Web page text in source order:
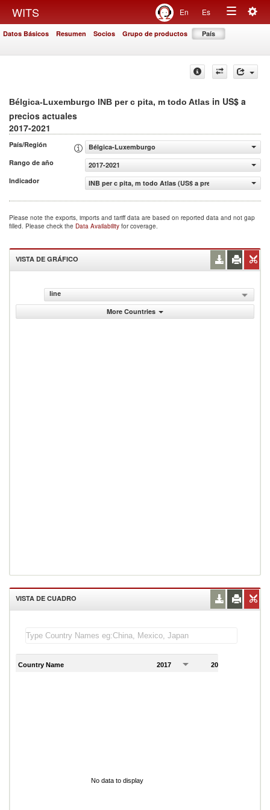
WITS En Es
Toggle
Datos Básicos Resumen Socios Grupo de productos País
Bélgica-Luxemburgo INB per c pita, m todo Atlas in US$ a
precios actuales
2017-2021
País/Región
Bélgica-Luxemburgo
Rango de año
2017-2021
Indicador
INB per c pita, m todo Atlas (US$ a precios actuales)
Please note the exports, imports and tariff data are based on reported data and not gap
filled. Please check the Data Availability for coverage.
VISTA DE GRÁFICO
line
More Countries
VISTA DE CUADRO
Country Name 2017 2018
No data to display